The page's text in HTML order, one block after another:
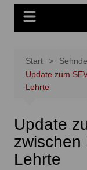
Start
Sehnde
Update zum
Lehrte
Update
zwischen
Lehrte